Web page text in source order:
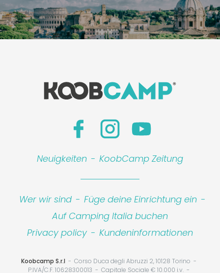
Neuigkeiten - KoobCamp Zeitung
Wer wir sind - Füge deine Einrichtung ein -
Auf Camping Italia buchen
Privacy policy - Kundeninformationen
Koobcamp S.r.l
Corso Duca degli Abruzzi 2, 10128 Torino
P.IVA/C.F. 10628300013
Capitale Sociale € 10.000 i.v.